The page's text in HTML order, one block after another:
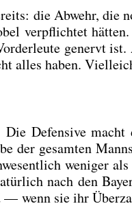
die Abwehr, die
ver­pflich­tet
genervt
alles haben.
Die Defen­si­ve
der gesam­ten
weni­ger
nach den
wenn sie ihr